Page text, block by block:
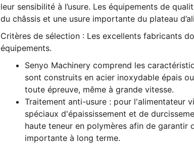
leur sensibilité à l’usure. Les équipements de
du châssis et une usure importante du plateau
Critères de sélection : Les excellents fabricants
équipements.
Senyo Machinery comprend les
sont construits en acier inoxydable épais
toute épreuve, même à grande vitesse.
Traitement anti-usure : pour l'alimentateur
spéciaux d'épaississement et de
haute teneur en polymères afin de garantir
importante à long terme.